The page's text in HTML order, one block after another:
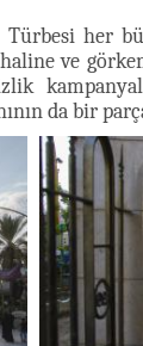
Türbesi her
ve
da bir